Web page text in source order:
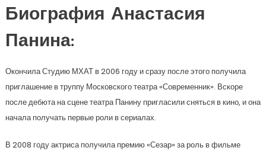
Биография Анастасия
Панина:
Окончила Студию МХАТ в 2006 году и сразу после этого получила
приглашение в труппу Московского театра «Современник». Вскоре
после дебюта на сцене театра Панину пригласили сняться в кино, и она
начала получать первые роли в сериалах.
В 2008 году актриса получила премию «Сезар» за роль в фильме